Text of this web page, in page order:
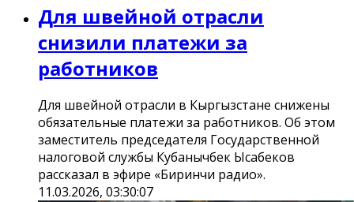
Для швейной отрасли
снизили платежи за
работников
Для швейной отрасли в Кыргызстане снижены
обязательные платежи за работников. Об этом
заместитель председателя Государственной
налоговой службы Кубанычбек Ысабеков
рассказал в эфире «Биринчи радио».
11.03.2026, 03:30:07